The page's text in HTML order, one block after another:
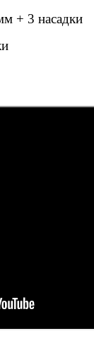
+ 3 насадки